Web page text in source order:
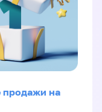
продажи на